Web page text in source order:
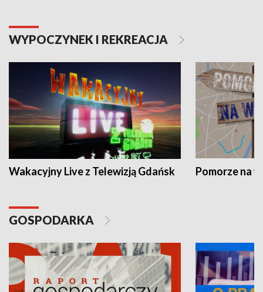
WYPOCZYNEK I REKREACJA
Wakacyjny Live z Telewizją Gdańsk Pomorze na
GOSPODARKA